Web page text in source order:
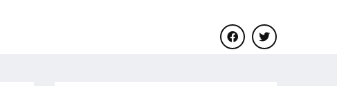
facebooktwitter